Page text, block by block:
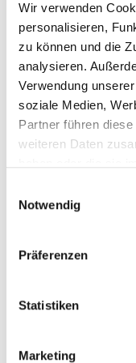
Wir verwenden
personalisieren,
zu können und die
analysieren.
Verwendung
soziale Medien,
Partner führen
weiteren Daten
Notwendig
Präferenzen
Statistiken
Marketing
Perspektiven.
Sei geduldig
Phase, in der
nichts Neues
sein. Du lässt
noch nicht,
schwierige
akzeptieren
Mitgefühl und